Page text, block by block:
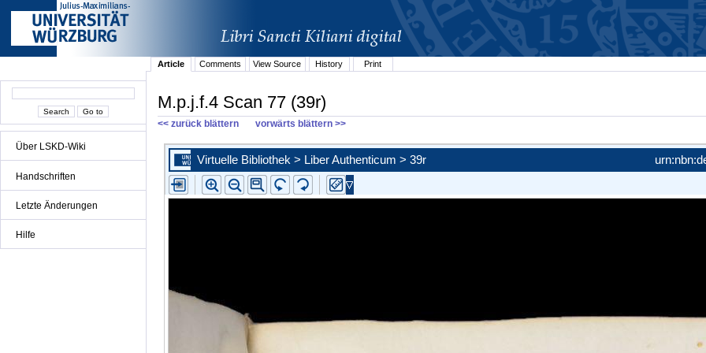
Über LSKD-Wiki
Handschriften
Letzte Änderungen
Hilfe
Article Comments View Source History Print
M.p.j.f.4 Scan 77 (39r)
<< zurück blättern vorwärts blättern >>